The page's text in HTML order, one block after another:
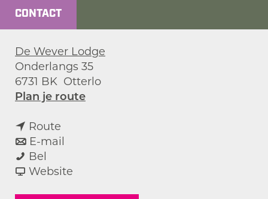
CONTACT
De Wever Lodge
Onderlangs 35
6731 BK Otterlo
Plan je routen
Route
a
r
E-mail
a
Bel
i
Website